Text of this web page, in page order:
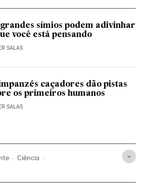
grandes símios podem adivinhar
você está pensando
SALAS
caçadores dão pistas
os primeiros humanos
SALAS
Ciência